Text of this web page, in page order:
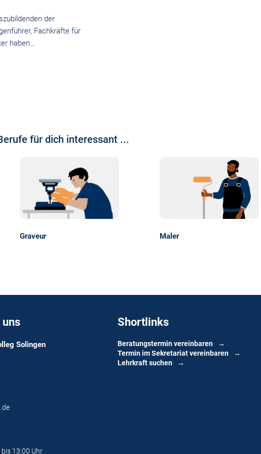
der
Fachkräfte für
haben…
für dich interessant ...
Maler Metallbildner
Solingen
13:00 Uhr
Shortlinks
Beratungstermin vereinbaren
Termin im Sekretariat vereinbaren
Lehrkraft suchen